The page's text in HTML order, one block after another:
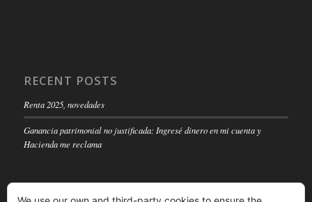
RECENT POSTS
Renta 2025, novedades
Ganancia patrimonial no justificada: Ingresé dinero en mi cuenta y
Hacienda me reclama